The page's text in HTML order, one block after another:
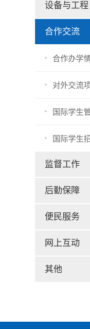
设备与工程
合作交流
合作办学
对外交流
国际学生
国际学生
监督工作
后勤保障
便民服务
网上互动
其他